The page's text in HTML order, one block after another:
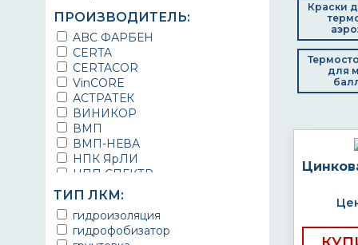
ПРОИЗВОДИТЕЛЬ:
ABC ФАРБЕН
CERTA
CERTACOR
VinCORE
АСТРАТЕК
ВИНИКОР
ВМП
ВМП-НЕВА
НПК ЯрЛИ
НПП СПЕКТР
НПФ ЭМАЛЬ
ТЕРМА
УРЕПЛЕН
ТИП ЛКМ:
гидроизоляция
гидрофобизатор
Краски
для